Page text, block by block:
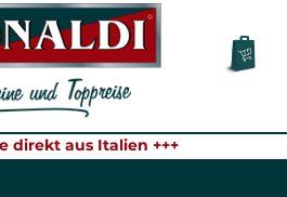
direkt aus Italien +++